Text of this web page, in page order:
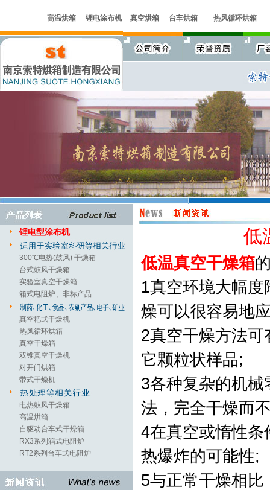
高温烘箱 锂电涂布机 真空烘箱 台车烘箱 热风循环烘箱
锂电型涂布机
300℃电热(鼓风) 干燥箱
台式鼓风干燥箱
实验室真空干燥箱
箱式电阻炉、非标产品
真空耙式干燥机
热风循环烘箱
真空干燥箱
双锥真空干燥机
对开门烘箱
带式干燥机
电热鼓风干燥箱
高温烘箱
自驱动台车式干燥箱
RX3系列箱式电阻炉
RT2系列台车式电阻炉
低
低温真空干燥箱
1真空环境大幅
燥可以很容易地
2真空干燥方法
它颗粒状样品;
3各种复杂的机
法，完全干燥而
4在真空或惰性
热爆炸的可能性;
5与正常干燥相